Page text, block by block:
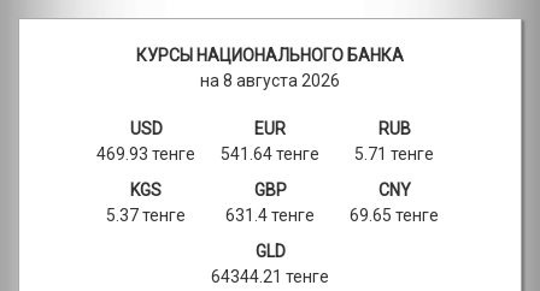
КУРСЫ НАЦИОНАЛЬНОГО БАНКА
на 8 августа 2026
USD
469.93 тенге
EUR
541.64 тенге
RUB
5.71 тенге
KGS
5.37 тенге
GBP
631.4 тенге
CNY
69.65 тенге
GLD
64344.21 тенге